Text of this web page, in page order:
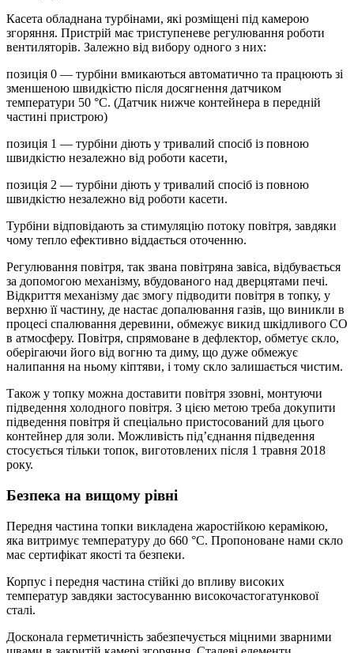
Касета обладнана турбінами, які розміщені під камерою
згоряння. Пристрій має триступеневе регулювання роботи
вентиляторів. Залежно від вибору одного з них:
позиція 0 — турбіни вмикаються автоматично та працюють зі
зменшеною швидкістю після досягнення датчиком
температури 50 °C. (Датчик нижче контейнера в передній
частині пристрою)
позиція 1 — турбіни діють у тривалий спосіб із повною
швидкістю незалежно від роботи касети,
позиція 2 — турбіни діють у тривалий спосіб із повною
швидкістю незалежно від роботи касети.
Турбіни відповідають за стимуляцію потоку повітря, завдяки
чому тепло ефективно віддається оточенню.
Регулювання повітря, так звана повітряна завіса, відбувається
за допомогою механізму, вбудованого над дверцятами печі.
Відкриття механізму дає змогу підводити повітря в топку, у
верхню її частину, де настає допалювання газів, що виникли в
процесі спалювання деревини, обмежує викид шкідливого СО
в атмосферу. Повітря, спрямоване в дефлектор, обметує скло,
оберігаючи його від вогню та диму, що дуже обмежує
налипання на ньому кіптяви, і тому скло залишається чистим.
Також у топку можна доставити повітря ззовні, монтуючи
підведення холодного повітря. З цією метою треба докупити
підведення повітря й спеціально пристосований для цього
контейнер для золи. Можливість під’єднання підведення
стосується тільки топок, виготовлених після 1 травня 2018
року.
Безпека на вищому рівні
Передня частина топки викладена жаростійкою керамікою,
яка витримує температуру до 660 °C. Пропоноване нами скло
має сертифікат якості та безпеки.
Корпус і передня частина стійкі до впливу високих
температур завдяки застосуванню високочастогатункової
сталі.
Досконала герметичність забезпечується міцними зварними